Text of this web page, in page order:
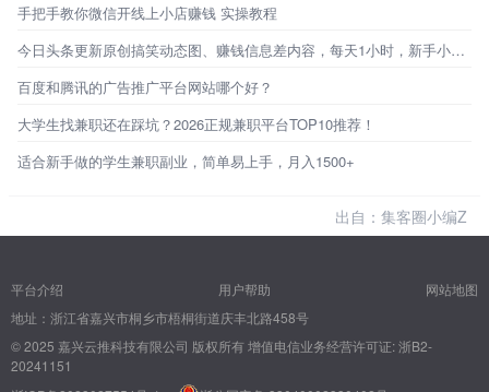
手把手教你微信开线上小店赚钱 实操教程
今日头条更新原创搞笑动态图、赚钱信息差内容，每天1小时，新手小白也能做！
百度和腾讯的广告推广平台网站哪个好？
大学生找兼职还在踩坑？2026正规兼职平台TOP10推荐！
适合新手做的学生兼职副业，简单易上手，月入1500+
出自：集客圈小编Z
平台介绍 用户帮助
网站地图
地址：浙江省嘉兴市桐乡市梧桐街道庆丰北路458号
© 2025 嘉兴云推科技有限公司 版权所有增值电信业务经营许可证: 浙B2-
20241151